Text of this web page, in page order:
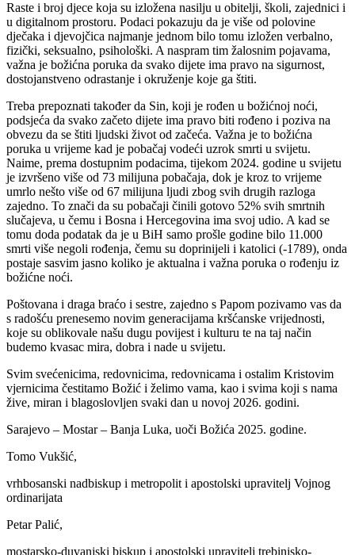
Raste i broj djece koja su izložena nasilju u obitelji, školi, zajednici i
u digitalnom prostoru. Podaci pokazuju da je više od polovine
dječaka i djevojčica najmanje jednom bilo tomu izložen verbalno,
fizički, seksualno, psihološki. A naspram tim žalosnim pojavama,
važna je božićna poruka da svako dijete ima pravo na sigurnost,
dostojanstveno odrastanje i okruženje koje ga štiti.
Treba prepoznati također da Sin, koji je rođen u božićnoj noći,
podsjeća da svako začeto dijete ima pravo biti rođeno i poziva na
obvezu da se štiti ljudski život od začeća. Važna je to božićna
poruka u vrijeme kad je pobačaj vodeći uzrok smrti u svijetu.
Naime, prema dostupnim podacima, tijekom 2024. godine u svijetu
je izvršeno više od 73 milijuna pobačaja, dok je kroz to vrijeme
umrlo nešto više od 67 milijuna ljudi zbog svih drugih razloga
zajedno. To znači da su pobačaji činili gotovo 52% svih smrtnih
slučajeva, u čemu i Bosna i Hercegovina ima svoj udio. A kad se
tomu doda podatak da je u BiH samo prošle godine bilo 11.000
smrti više negoli rođenja, čemu su doprinijeli i katolici (-1789), onda
postaje sasvim jasno koliko je aktualna i važna poruka o rođenju iz
božićne noći.
Poštovana i draga braćo i sestre, zajedno s Papom pozivamo vas da
s radošću prenesemo novim generacijama kršćanske vrijednosti,
koje su oblikovale našu dugu povijest i kulturu te na taj način
budemo kvasac mira, dobra i nade u svijetu.
Svim svećenicima, redovnicima, redovnicama i ostalim Kristovim
vjernicima čestitamo Božić i želimo vama, kao i svima koji s nama
žive, miran i blagoslovljen svaki dan u novoj 2026. godini.
Sarajevo – Mostar – Banja Luka, uoči Božića 2025. godine.
Tomo Vukšić,
vrhbosanski nadbiskup i metropolit i apostolski upravitelj Vojnog
ordinarijata
Petar Palić,
mostarsko-duvanjski biskup i apostolski upravitelj trebinjsko-